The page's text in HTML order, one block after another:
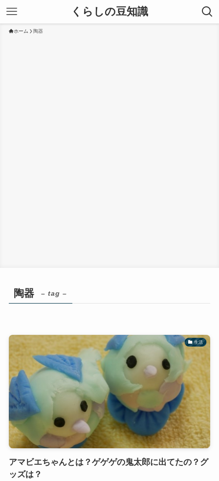
くらしの豆知識
ホーム 陶器
陶器 – tag –
生活
アマビエちゃんとは？ゲゲゲの鬼太郎に出てたの？グ
ッズは？